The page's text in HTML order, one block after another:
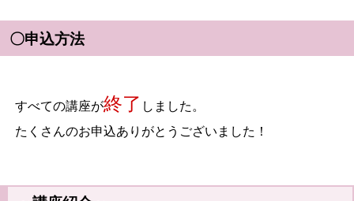
〇申込方法
すべての講座が終了 しました。
たくさんのお申込ありがとうございました！